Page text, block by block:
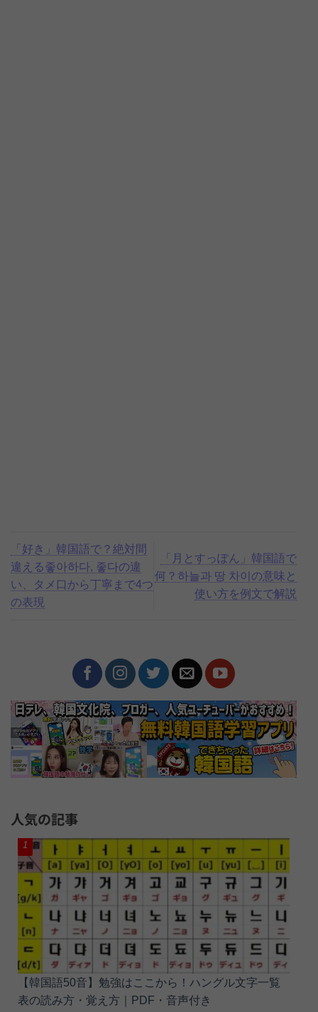
「好き」韓国語で？絶対間
違える좋아하다, 좋다の違
い、タメ口から丁寧まで4つ
の表現
「月とすっぽん」韓国語で
何？하늘과 땅 차이の意味と
使い方を例文で解説
人気の記事
【韓国語50音】勉強はここから！ハングル文字一覧
表の読み方・覚え方｜PDF・音声付き